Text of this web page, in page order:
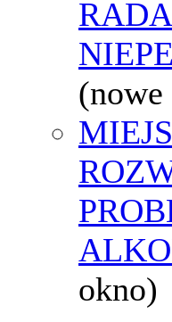
okno)